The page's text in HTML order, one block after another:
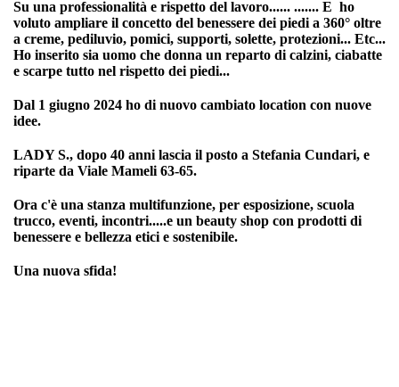
Su una professionalità e rispetto del lavoro...... ....... E ho
voluto ampliare il concetto del benessere dei piedi a 360° oltre
a creme, pediluvio, pomici, supporti, solette, protezioni... Etc...
Ho inserito sia uomo che donna un reparto di calzini, ciabatte
e scarpe tutto nel rispetto dei piedi...
Dal 1 giugno 2024 ho di nuovo cambiato location con nuove
idee.
LADY S., dopo 40 anni lascia il posto a Stefania Cundari, e
riparte da Viale Mameli 63-65.
Ora c'è una stanza multifunzione, per esposizione, scuola
trucco, eventi, incontri.....e un beauty shop con prodotti di
benessere e bellezza etici e sostenibile.
Una nuova sfida!